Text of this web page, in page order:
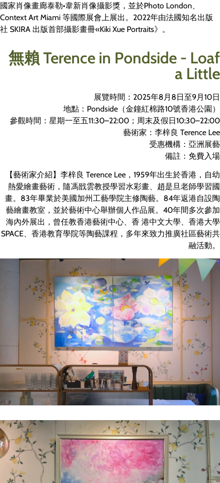
國家肖像畫廊泰勒•韋新肖像攝影獎，並於Photo London、
Context Art Miami 等國際展會上展出。2022年由法國知名出版
社 SKIRA 出版首部攝影畫冊«Kiki Xue Portraits》。
無賴 Terence in Pondside - Loaf
a Little
展覽時間：2025年8月8日至9月10日
地點：Pondside（金鐘紅棉路10號香港公園）
參觀時間：星期一至五11:30–22:00；周末及假日10:30–22:00
藝術家：李梓良 Terence Lee
受惠機構：亞洲展藝
備註：免費入場
【藝術家介紹】李梓良 Terence Lee，1959年出生於香港，自幼
熱愛繪畫藝術，隨馮戩雲教授學習水彩畫、趙是旦老師學習國
畫。83年畢業於美國加州工藝學院主修陶藝。84年返港自設陶
藝繪畫教室，並於藝術中心舉辦個人作品展。40年間多次參加
海內外展出，曾任教香港藝術中心、香 港中文大學、香港大學
SPACE、香港教育學院等陶藝課程，多年來致力推廣社區藝術共
融活動。